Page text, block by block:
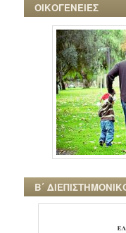
ΟΙΚΟΓΕΝΕΙΕΣ
Β΄